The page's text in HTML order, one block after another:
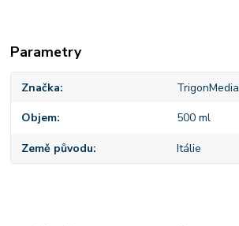
Parametry
Značka TrigonMedia
Objem 500 ml
Země původu Itálie